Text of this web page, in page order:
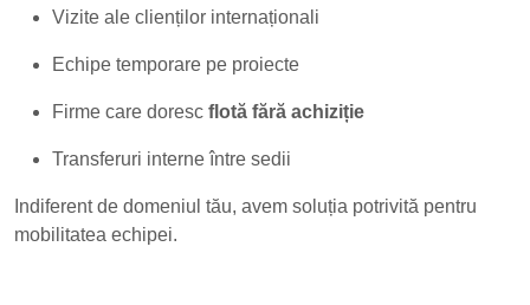
Vizite ale clienților internaționali
Echipe temporare pe proiecte
Firme care doresc flotă fără achiziție
Transferuri interne între sedii
Indiferent de domeniul tău, avem soluția potrivită pentru
mobilitatea echipei.